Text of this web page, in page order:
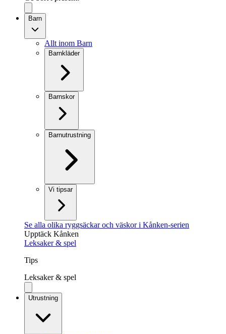
Barn
Allt inom Barn
Barnkläder
Barnskor
Barnutrustning
Vi tipsar
Se alla olika ryggsäckar och väskor i Kånken-serien
Upptäck Kånken
Leksaker & spel
Tips
Leksaker & spel
Utrustning